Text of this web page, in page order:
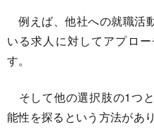
例えば、他社への就職活
いる求人に対してアプロ
す。
そして他の選択肢の1つ
能性を探るという方法があり